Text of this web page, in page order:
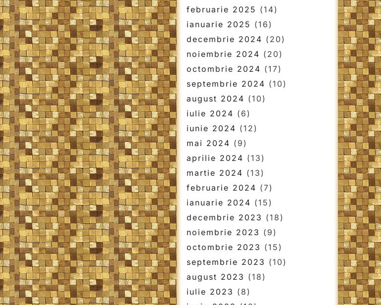
februarie 2025 (14)
ianuarie 2025 (16)
decembrie 2024 (20)
noiembrie 2024 (20)
octombrie 2024 (17)
septembrie 2024 (10)
august 2024 (10)
iulie 2024 (6)
iunie 2024 (12)
mai 2024 (9)
aprilie 2024 (13)
martie 2024 (13)
februarie 2024 (7)
ianuarie 2024 (15)
decembrie 2023 (18)
noiembrie 2023 (9)
octombrie 2023 (15)
septembrie 2023 (10)
august 2023 (18)
iulie 2023 (8)